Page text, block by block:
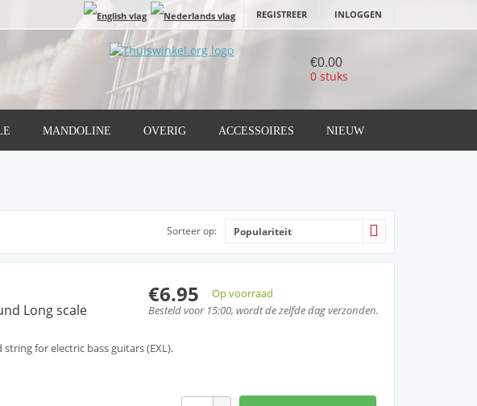
REGISTREER INLOGGEN
€0.00
0 stuks
MANDOLINE OVERIG ACCESSOIRES NIEUW
Populariteit
Sorteer op:
€6.95
Op voorraad
Besteld voor 15:00, wordt de zelfde dag verzonden.
Long scale
for electric bass guitars (EXL).